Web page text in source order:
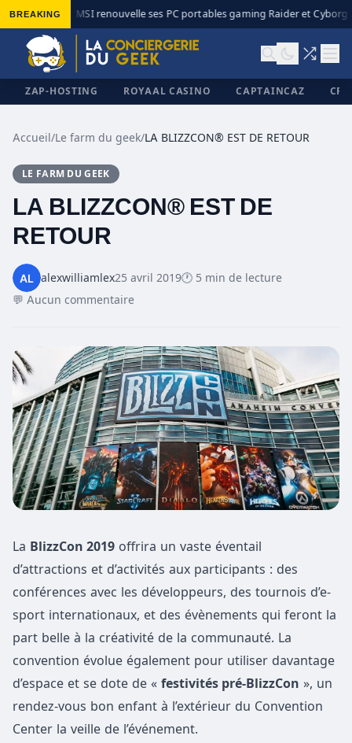
BREAKING◆ MSI renouvelle ses PC portables gaming Raider et Cyborg
ZAP-HOSTING ROYAAL CASINO CAPTAINCAZ
Accueil/Le farm du geek/LA BLIZZCON® EST DE RETOUR
LE FARM DU GEEK
LA BLIZZCON® EST DE
RETOUR
alexwilliamlex25 avril 2019🕐 5 min de lecture
💬 Aucun commentaire
La BlizzCon 2019 offrira un vaste éventail
d’attractions et d’activités aux participants : des
conférences avec les développeurs, des tournois d’e-
sport internationaux, et des évènements qui feront la
part belle à la créativité de la communauté. La
convention évolue également pour utiliser davantage
d’espace et se dote de « festivités pré-BlizzCon », un
rendez-vous bon enfant à l’extérieur du Convention
Center la veille de l’événement.